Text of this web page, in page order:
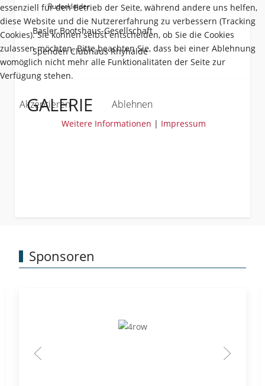
Ruderkleider
Basler Bootshaus-Gesellschaft
Spenden Clubhaus Rhyhalde
GALERIE
Sponsoren
essenziell für den Betrieb der Seite, während andere uns helfen,
diese Website und die Nutzererfahrung zu verbessern (Tracking
Cookies). Sie können selbst entscheiden, ob Sie die Cookies
zulassen möchten. Bitte beachten Sie, dass bei einer Ablehnung
womöglich nicht mehr alle Funktionalitäten der Seite zur
Verfügung stehen.
Akzeptieren Ablehnen
Weitere Informationen | Impressum